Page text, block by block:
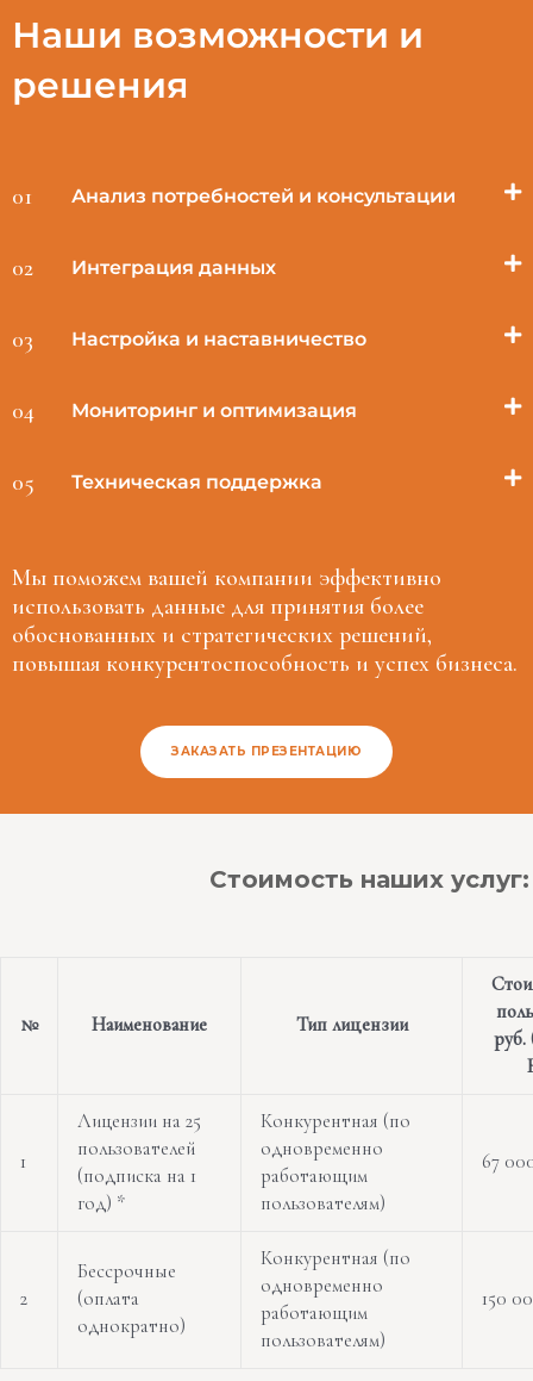
Наши возможности и
решения
01 Анализ потребностей и консультации
02 Интеграция данных
03 Настройка и наставничество
04 Мониторинг и оптимизация
05 Техническая поддержка
Мы поможем вашей компании эффективно
использовать данные для принятия более
обоснованных и стратегических решений,
повышая конкурентоспособность и успех бизнеса.
ЗАКАЗАТЬ ПРЕЗЕНТАЦИЮ
Стоимость наших услуг:
№ Наименование Тип лицензии
руб.
1
Лицензии на 25
пользователей
(подписка на 1
год) *
Конкурентная (по
одновременно
работающим
пользователям)
67
2
Бессрочные
(оплата
однократно)
Конкурентная (по
одновременно
работающим
пользователям)
150